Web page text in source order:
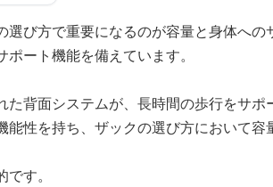
び方で重要になるのが容量と身体への
ート機能を備えています。
背面システムが、長時間の歩行をサポ
性を持ち、ザックの選び方において
す。